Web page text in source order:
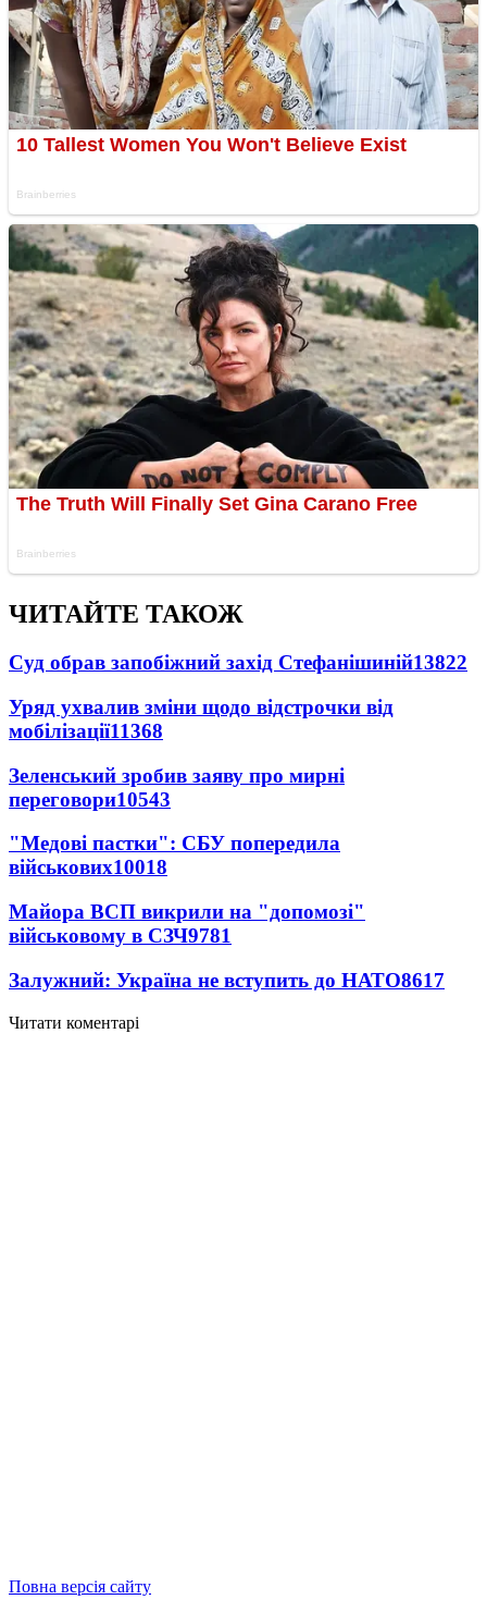
ЧИТАЙТЕ ТАКОЖ
Суд обрав запобіжний захід Стефанішиній13822
Уряд ухвалив зміни щодо відстрочки від
мобілізації11368
Зеленський зробив заяву про мирні
переговори10543
"Медові пастки": СБУ попередила
військових10018
Майора ВСП викрили на "допомозі"
військовому в СЗЧ9781
Залужний: Україна не вступить до НАТО8617
Читати коментарі
Повна версія сайту